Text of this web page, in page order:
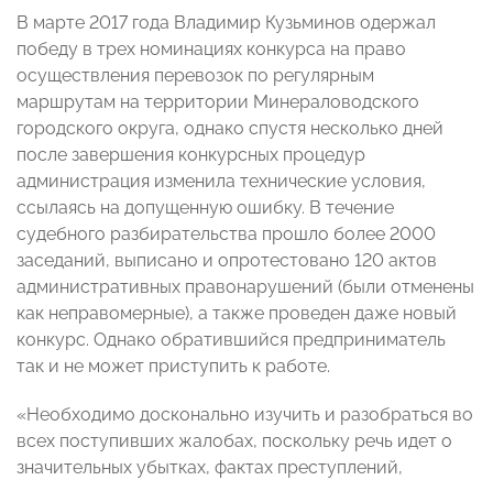
В марте 2017 года Владимир Кузьминов одержал
победу в трех номинациях конкурса на право
осуществления перевозок по регулярным
маршрутам на территории Минераловодского
городского округа, однако спустя несколько дней
после завершения конкурсных процедур
администрация изменила технические условия,
ссылаясь на допущенную ошибку. В течение
судебного разбирательства прошло более 2000
заседаний, выписано и опротестовано 120 актов
административных правонарушений (были отменены
как неправомерные), а также проведен даже новый
конкурс. Однако обратившийся предприниматель
так и не может приступить к работе.
«Необходимо досконально изучить и разобраться во
всех поступивших жалобах, поскольку речь идет о
значительных убытках, фактах преступлений,